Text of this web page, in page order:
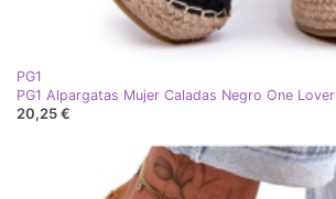
PG1
PG1 Alpargatas Mujer Caladas Negro One Lover
20,25 €